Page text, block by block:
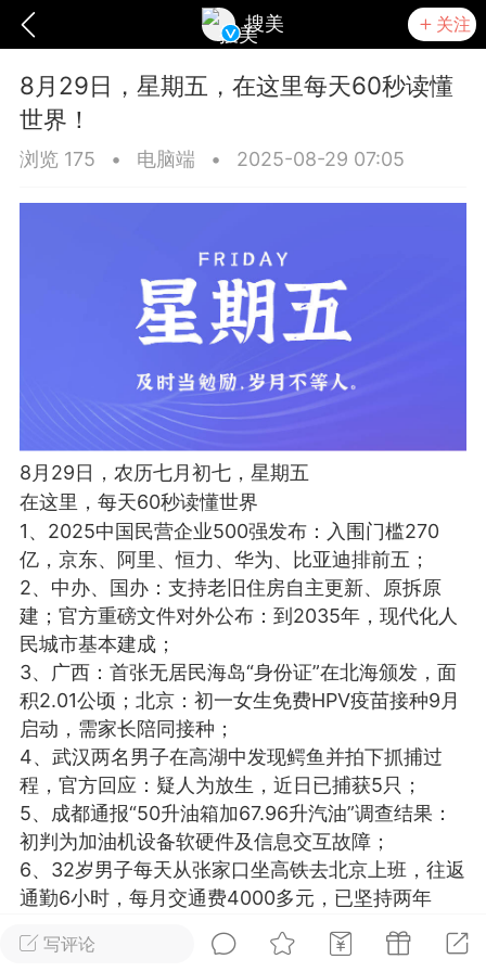
搜美 关注
爆汗熊 卡卡动能素 无创溶斑术
美业357 芯诗妍
每次200金币 点击购买
师 小熊水光
爆汗熊
脂
卡卡动能素
建术
DRYY面膜 微晶溶斑术
爆款平台 Lv.8 靓号
加盟商
26 23:18
电脑端 美业资讯
闪充小白罐
本/双效闪充，养出紧致小白脸！一、项
充小白罐 = 闪充大白肌（仪器）× 草本
产品）×极光嫩肤啫喱（产品）这是一套
护...写评论
8月29日，星期五，在这里每天60秒读懂
世界！
浏览 175 • 电脑端 • 2025-08-29 07:05
8月29日，农历七月初七，星期五
在这里，每天60秒读懂世界
1、2025中国民营企业500强发布：入围门槛270
亿，京东、阿里、恒力、华为、比亚迪排前五；
2、中办、国办：支持老旧住房自主更新、原拆原
建；官方重磅文件对外公布：到2035年，现代化人
民城市基本建成；
3、广西：首张无居民海岛“身份证”在北海颁发，面
积2.01公顷；北京：初一女生免费HPV疫苗接种9月
启动，需家长陪同接种；
4、武汉两名男子在高湖中发现鳄鱼并拍下抓捕过
程，官方回应：疑人为放生，近日已捕获5只；
5、成都通报“50升油箱加67.96升汽油”调查结果：
初判为加油机设备软硬件及信息交互故障；
6、32岁男子每天从张家口坐高铁去北京上班，往返
通勤6小时，每月交通费4000多元，已坚持两年
7、少林寺换住持满月：不少人员变动，9990元的